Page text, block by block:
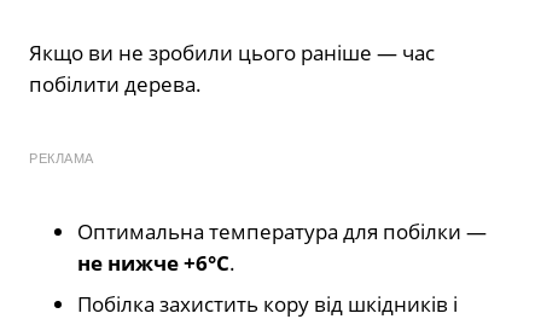
Якщо ви не зробили цього раніше — час
побілити дерева.
РЕКЛАМА
Оптимальна температура для побілки —
не нижче +6°C.
Побілка захистить кору від шкідників і